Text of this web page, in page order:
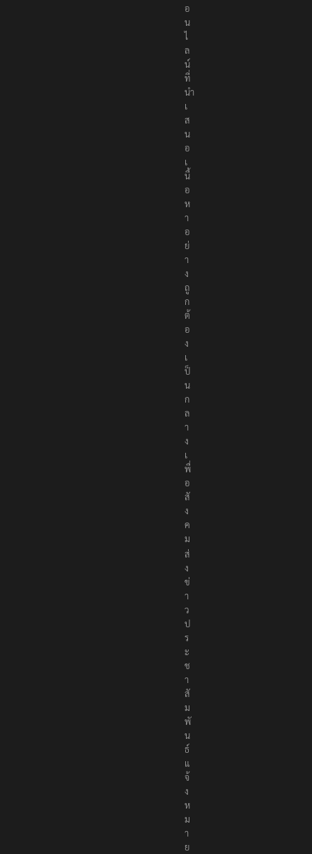
อ
น
ไ
ล
น์
ที่
นำ
เ
ส
น
อ
เ
นื้
อ
ห
า
อ
ย่
า
ง
ถู
ก
ต้
อ
ง
เ
ป็
น
ก
ล
า
ง
เ
พื่
อ
สั
ง
ค
ม
ส่
ง
ข่
า
ว
ป
ร
ะ
ช
า
สั
ม
พั
น
ธ์
แ
จ้
ง
ห
ม
า
ย